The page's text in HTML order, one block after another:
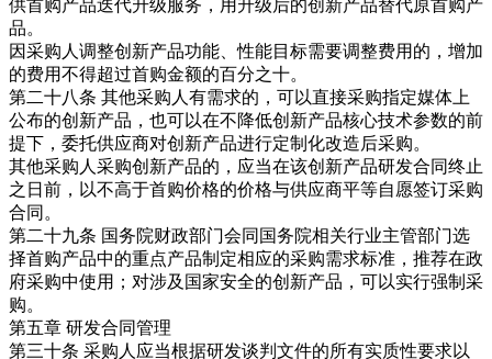
供首购产品迭代升级服务，用升级后的创新产品替代原首购产
品。
因采购人调整创新产品功能、性能目标需要调整费用的，增加
的费用不得超过首购金额的百分之十。
第二十八条 其他采购人有需求的，可以直接采购指定媒体上
公布的创新产品，也可以在不降低创新产品核心技术参数的前
提下，委托供应商对创新产品进行定制化改造后采购。
其他采购人采购创新产品的，应当在该创新产品研发合同终止
之日前，以不高于首购价格的价格与供应商平等自愿签订采购
合同。
第二十九条 国务院财政部门会同国务院相关行业主管部门选
择首购产品中的重点产品制定相应的采购需求标准，推荐在政
府采购中使用；对涉及国家安全的创新产品，可以实行强制采
购。
第五章 研发合同管理
第三十条 采购人应当根据研发谈判文件的所有实质性要求以